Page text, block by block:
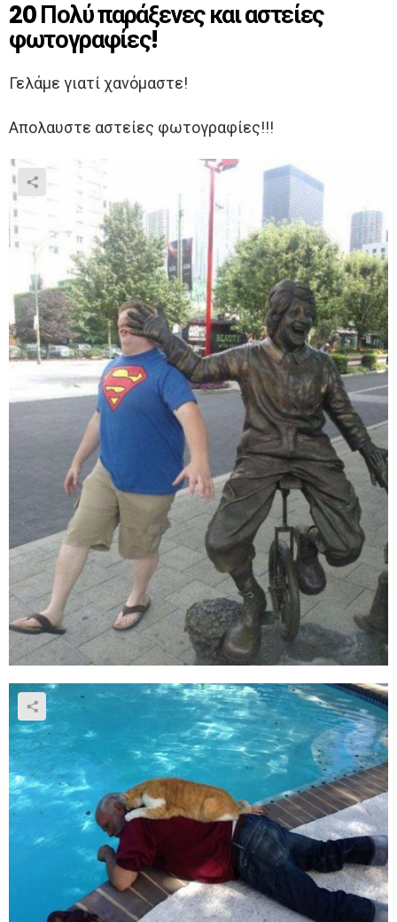
20 Πολύ παράξενες και αστείες
φωτογραφίες!
Γελάμε γιατί χανόμαστε!
Απολαυστε αστείες φωτογραφίες!!!